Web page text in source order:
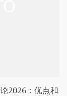
2026：优点和